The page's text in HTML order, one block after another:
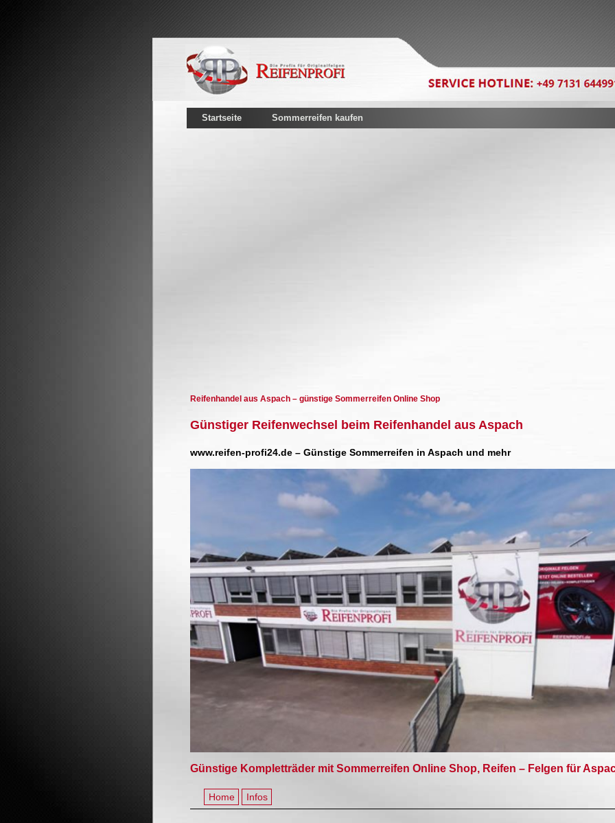
Startseite Sommerreifen kaufen
Reifenhandel aus Aspach – günstige Sommerreifen Online Shop
Günstiger Reifenwechsel beim Reifenhandel aus Aspach
www.reifen-profi24.de – Günstige Sommerreifen in Aspach und mehr
Günstige Kompletträder mit Sommerreifen Online Shop, Reifen – Felgen für
Home Infos